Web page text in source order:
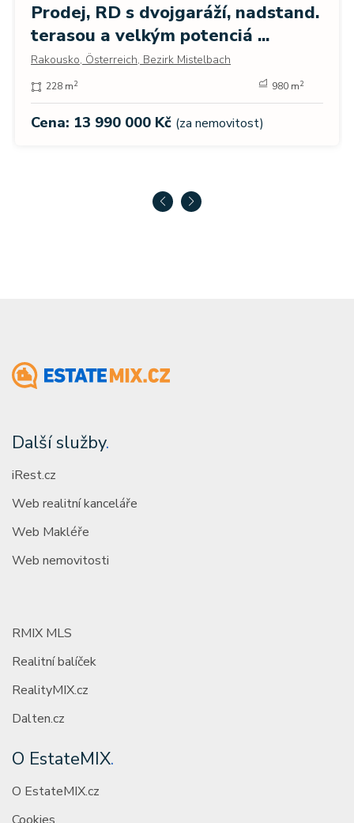
Prodej, RD s dvojgaráží, nadstand.
terasou a velkým potenciá ...
Rakousko, Österreich, Bezirk Mistelbach
228 m2 980 m2
Cena: 13 990 000 Kč (za nemovitost)
Další služby.
iRest.cz
Web realitní kanceláře
Web Makléře
Web nemovitosti
RMIX MLS
Realitní balíček
RealityMIX.cz
Dalten.cz
O EstateMIX.
O EstateMIX.cz